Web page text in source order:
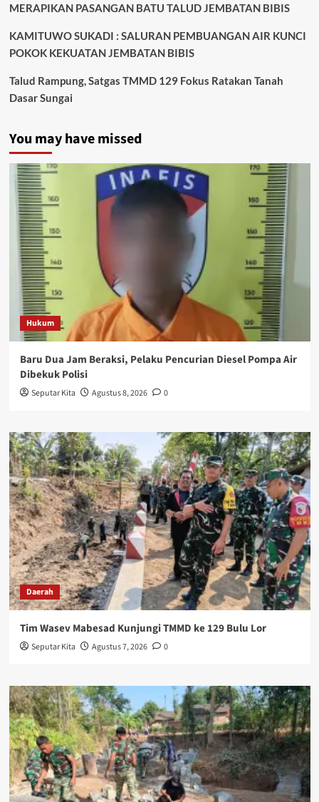
MERAPIKAN PASANGAN BATU TALUD JEMBATAN BIBIS
KAMITUWO SUKADI : SALURAN PEMBUANGAN AIR KUNCI
POKOK KEKUATAN JEMBATAN BIBIS
Talud Rampung, Satgas TMMD 129 Fokus Ratakan Tanah
Dasar Sungai
You may have missed
Hukum
Baru Dua Jam Beraksi, Pelaku Pencurian Diesel Pompa Air
Dibekuk Polisi
Seputar Kita Agustus 8, 2026 0
Daerah
Tim Wasev Mabesad Kunjungi TMMD ke 129 Bulu Lor
Seputar Kita Agustus 7, 2026 0